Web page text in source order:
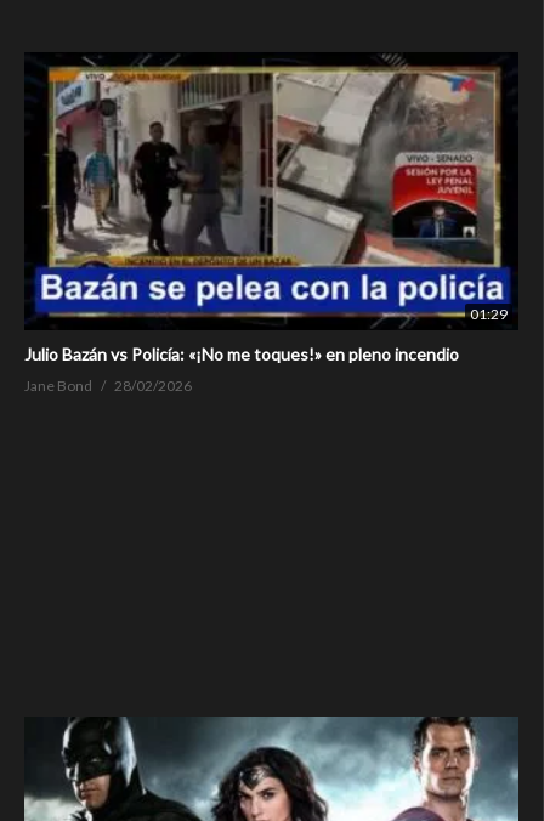
01:29
Julio Bazán vs Policía: «¡No me toques!» en pleno incendio
Jane Bond 28/02/2026